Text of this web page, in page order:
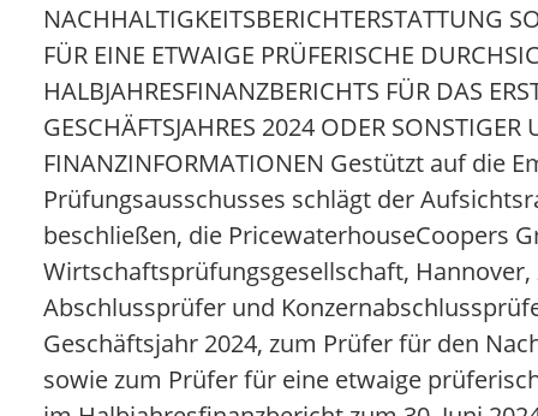
NACHHALTIGKEITSBERICHTERSTATTUNG
FÜR EINE ETWAIGE PRÜFERISCHE
HALBJAHRESFINANZBERICHTS FÜR DAS
GESCHÄFTSJAHRES 2024 ODER SONSTIGER
FINANZINFORMATIONEN Gestützt auf die
Prüfungsausschusses schlägt der
beschließen, die PricewaterhouseCoopers
Wirtschaftsprüfungsgesellschaft, Hannover,
Abschlussprüfer und
Geschäftsjahr 2024, zum Prüfer für den
sowie zum Prüfer für eine etwaige